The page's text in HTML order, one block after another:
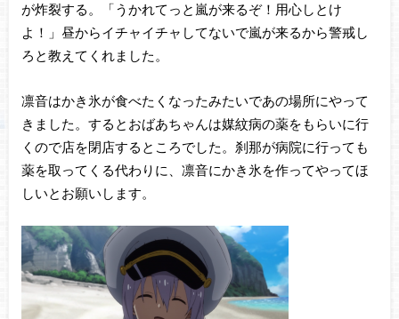
が炸裂する。「うかれてっと嵐が来るぞ！用心しとけ
よ！」昼からイチャイチャしてないで嵐が来るから警戒し
ろと教えてくれました。
凛音はかき氷が食べたくなったみたいであの場所にやって
きました。するとおばあちゃんは媒紋病の薬をもらいに行
くので店を閉店するところでした。刹那が病院に行っても
薬を取ってくる代わりに、凛音にかき氷を作ってやってほ
しいとお願いします。